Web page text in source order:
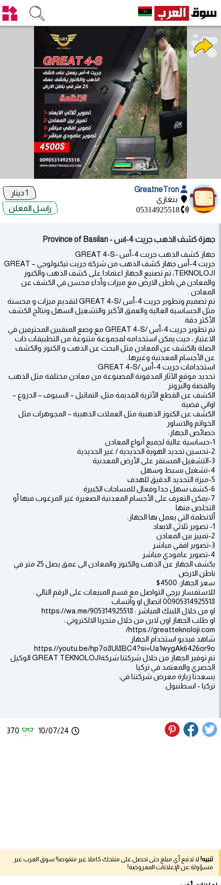
بنغازي
05314925518
راسل المعلن
جهزة كشف الذهب جريت 4-اس - Province of Basilan
جهاز كشف الذهب جريت 4-أس -GREAT 4-S
جريت 4-أس جهاز كشف الذهب من شركة جريت تيكنولوجي – GREAT
TEKNOLOJI، تم تصنيع الجهاز اعتمادا على كشف الذهب والكنوز
والمعادن في باطن الارض مع ميزات وأداء محسن في الكشف عن
المعادن .
تم تصميم وتطوير جريت 4-أس /GREAT 4-S لتقديم ميزات و محسنة
مثل الحساسية العالية والعمق الأكبر والتشغيل السهل ونتائج الكشف
الأكثر دقة.
تم تطوير جريت 4-أس /GREAT 4-S مع وضع المنقبين المحترفين في
الاعتبار ، حيث يمكن استخدامه لمجموعة متنوعة من التطبيقات ذات
الصلة بالكشف عن المعادن مثل البحث عن الذهب و الكنوز والكشف
عن الأجسام المعدنية وغيرها..
استخدامات جريت 4-أس /GREAT 4-S
تحديد موقع الآثار المدفونة المصنوعة من معادن مختلفة مثل الذهب
والفضة والبرونز
الكشف عن القطع الأثرية القديمة مثل: التماثيل – السيوف – الدروع –
اواني فضية
الكشف عن الكنوز الذهبية مثل العملات الذهبية – المجوهرات مثل
الخواتم والاساور
خصائص الجهاز:
1-حساسية عالية لجميع أنواع المعادن
2-تحسين تحديد الهوية الحديدية / غير الحديدية
3-التشغيل المستقر على الأرض المعدنية
4-تشغيل بسيط وسهل
5-ميزة التحديد الدقيق للهدف
6-كشف سهل جدا وفعال للمساحات الكبيرة
7-يمكن التعرف على الأجسام المعدنية الصغيرة غير المرغوب فيها أو
التخلص منها
ألانظمة التي يعمل بها الجهاز:
1- تصوير ثلاثي الابعاد
2-تمييز بين المعادن
3-تصوير افقي مباشر
4-تصوير عامودي مباشر
يكشف الجهاز عن الذهب والكنوز والمعادن الى عمق يصل 25 متر في
باطن الارض
سعر الجهاز: 4500$
للاستفسار يرجي التواصل مع قسم المبيعات على الرقم التالي :
00905314925518 اتصال او واتساب
او من خلال اللينك المباشر : https://wa.me/905314925518
او طلب الجهاز اون لاين من خلال متجرنا الالكتروني :
https://greatteknoloji.com/
شاهد فيديو استخدام الجهاز
https://youtu.be/hp7o8Ul8BC4?si=Ua1wygAk6426or9o
تم توفير الجهاز من خلال شركتنا شركةGREAT TEKNOLOJI الوكيل
الحصري والمعتمد في تركيا
يسعدنا زيارة معرض شركتنا في:
تركيا - اسطنبول.
10/07/24
370
تنبيه! لا تدفع أي مبلغ حتى تحصل على منتجك كاملا غير منقوصا! سوق العرب غير
مسؤولة عن الإعلانات المعروضة!